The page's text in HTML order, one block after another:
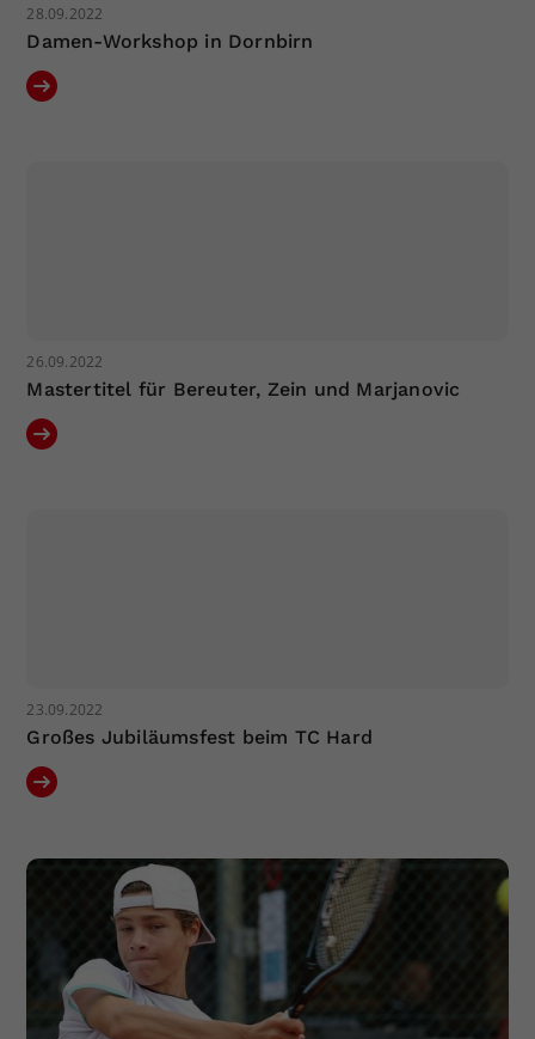
28.09.2022
Damen-Workshop in Dornbirn
26.09.2022
Mastertitel für Bereuter, Zein und Marjanovic
23.09.2022
Großes Jubiläumsfest beim TC Hard